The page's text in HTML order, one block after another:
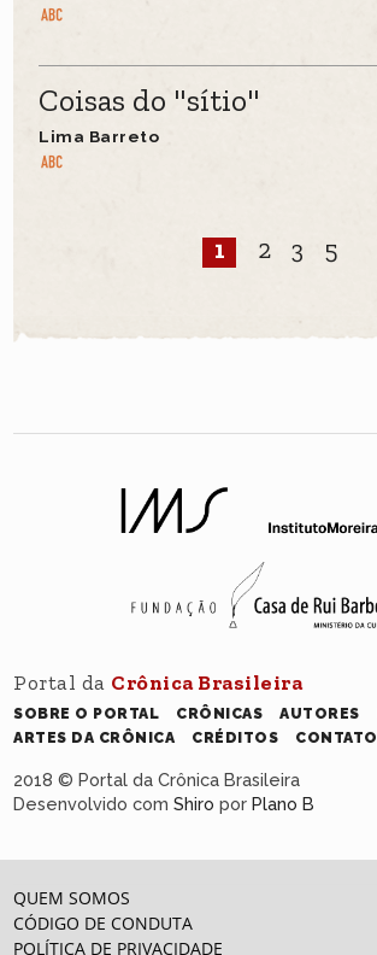
Coisas do "sítio"
Lima Barreto
1 2 3 5
Portal da Crônica Brasileira
SOBRE O PORTAL CRÔNICAS AUTORES
ARTES DA CRÔNICA
CRÉDITOS CONTATO
2018 © Portal da Crônica Brasileira
Desenvolvido comShiro porPlano B
QUEM SOMOS
CÓDIGO DE CONDUTA
POLÍTICA DE PRIVACIDADE